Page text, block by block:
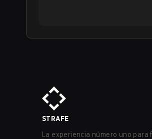
STRAFE
La experiencia número uno para